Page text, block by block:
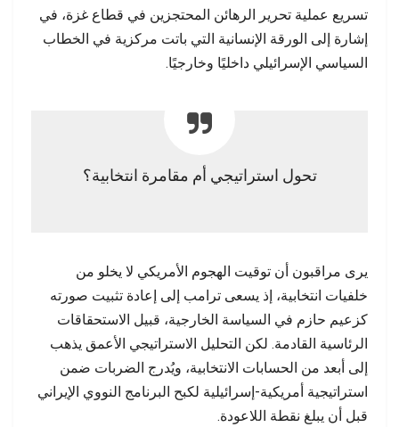
تسريع عملية تحرير الرهائن المحتجزين في قطاع غزة، في
إشارة إلى الورقة الإنسانية التي باتت مركزية في الخطاب
السياسي الإسرائيلي داخليًا وخارجيًا.
تحول استراتيجي أم مقامرة انتخابية؟
يرى مراقبون أن توقيت الهجوم الأمريكي لا يخلو من
خلفيات انتخابية، إذ يسعى ترامب إلى إعادة تثبيت صورته
كزعيم حازم في السياسة الخارجية، قبيل الاستحقاقات
الرئاسية القادمة. لكن التحليل الاستراتيجي الأعمق يذهب
إلى أبعد من الحسابات الانتخابية، ويُدرج الضربات ضمن
استراتيجية أمريكية-إسرائيلية لكبح البرنامج النووي الإيراني
قبل أن يبلغ نقطة اللاعودة.